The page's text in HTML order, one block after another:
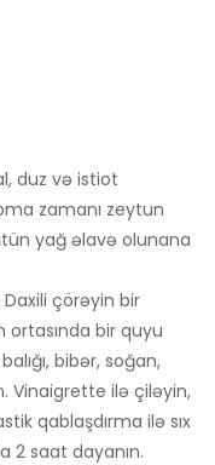
duz və istiot
zamanı zeytun
yağ əlavə olunana
çörəyin bir
ortasında bir quyu
bibər, soğan,
Vinaigrette ilə çiləyin,
qablaşdırma ilə sıx
2 saat dayanın.